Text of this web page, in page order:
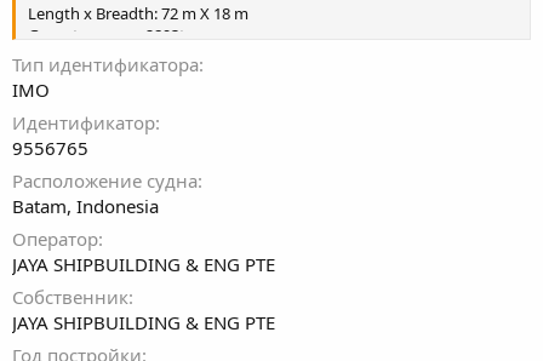
Length x Breadth: 72 m X 18 m
Gross tonnage : 2893t
DWT : 2475t
DP class: 2
DP desk: Kongsberg K-Pos (?)
Тип идентификатора
IMO
Идентификатор
9556765
Расположение судна
Batam, Indonesia
Оператор
JAYA SHIPBUILDING & ENG PTE
Собственник
JAYA SHIPBUILDING & ENG PTE
Год постройки